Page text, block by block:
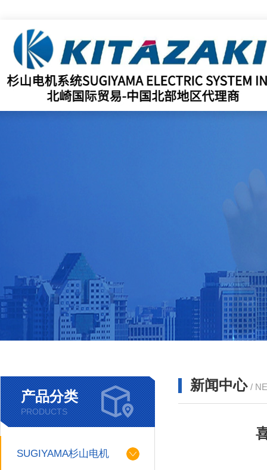
产品分类
PRODUCTS
SUGIYAMA杉山电机
新闻中心 /